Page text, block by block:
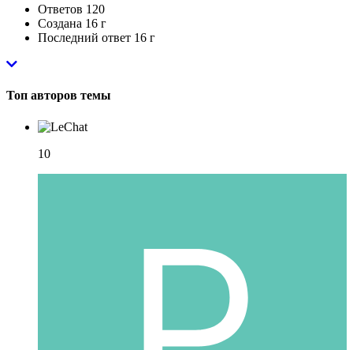
Ответов 120
Создана 16 г
Последний ответ 16 г
Топ авторов темы
10